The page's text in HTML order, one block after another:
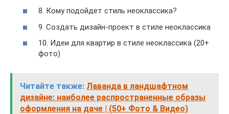
8. Кому подойдет стиль неоклассика?
9. Создать дизайн-проект в стиле неоклассика
10. Идеи для квартир в стиле неоклассика (20+
фото)
Читайте также: Лаванда в ландшафтном
дизайне: наиболее распространенные образы
оформления на даче | (50+ Фото & Видео)